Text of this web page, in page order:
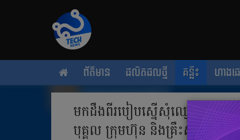
ព័ត៌មាន ផលិតផលថ្មី គន្លឹះ ហាង
មកដឹង​ពីរបៀប​ស្នើសុំ​ឈ្មោះ
បុគ្គល ក្រុមហ៊ុន និងគ្រឹះស្ថានសិក្សា